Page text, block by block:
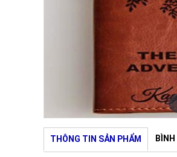
THÔNG TIN SẢN PHẨM